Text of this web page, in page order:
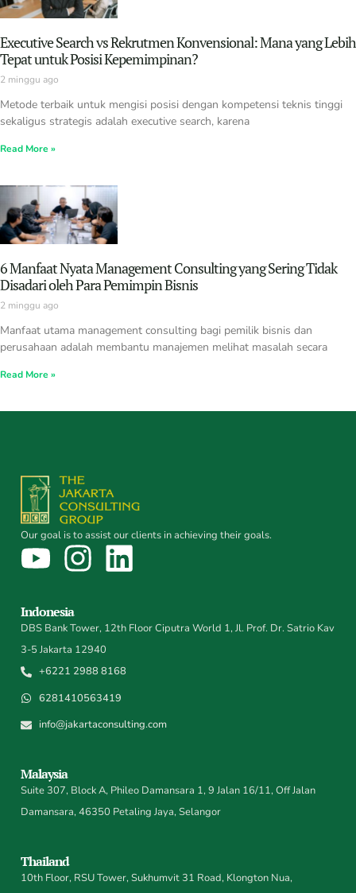
Executive Search vs Rekrutmen Konvensional: Mana yang Lebih
Tepat untuk Posisi Kepemimpinan?
2 minggu ago
Metode terbaik untuk mengisi posisi dengan kompetensi teknis tinggi
sekaligus strategis adalah executive search, karena
Read More »
6 Manfaat Nyata Management Consulting yang Sering Tidak
Disadari oleh Para Pemimpin Bisnis
2 minggu ago
Manfaat utama management consulting bagi pemilik bisnis dan
perusahaan adalah membantu manajemen melihat masalah secara
Read More »
Our goal is to assist our clients in achieving their goals.
Indonesia
DBS Bank Tower, 12th Floor Ciputra World 1, Jl. Prof. Dr. Satrio Kav
3-5 Jakarta 12940
+6221 2988 8168
6281410563419
info@jakartaconsulting.com
Malaysia
Suite 307, Block A, Phileo Damansara 1, 9 Jalan 16/11, Off Jalan
Damansara, 46350 Petaling Jaya, Selangor
Thailand
10th Floor, RSU Tower, Sukhumvit 31 Road, Klongton Nua,